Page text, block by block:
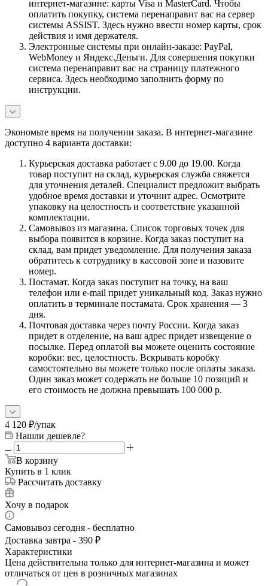
интернет-магазине: карты Visa и MasterCard. Чтобы
оплатить покупку, система перенаправит вас на сервер
системы ASSIST. Здесь нужно ввести номер карты, срок
действия и имя держателя.
Электронные системы при онлайн-заказе: PayPal,
WebMoney и Яндекс.Деньги. Для совершения покупки
система перенаправит вас на страницу платежного
сервиса. Здесь необходимо заполнить форму по
инструкции.
Экономьте время на получении заказа. В интернет-магазине
доступно 4 варианта доставки:
Курьерская доставка работает с 9.00 до 19.00. Когда
товар поступит на склад, курьерская служба свяжется
для уточнения деталей. Специалист предложит выбрать
удобное время доставки и уточнит адрес. Осмотрите
упаковку на целостность и соответствие указанной
комплектации.
Самовывоз из магазина. Список торговых точек для
выбора появится в корзине. Когда заказ поступит на
склад, вам придет уведомление. Для получения заказа
обратитесь к сотруднику в кассовой зоне и назовите
номер.
Постамат. Когда заказ поступит на точку, на ваш
телефон или e-mail придет уникальный код. Заказ нужно
оплатить в терминале постамата. Срок хранения — 3
дня.
Почтовая доставка через почту России. Когда заказ
придет в отделение, на ваш адрес придет извещение о
посылке. Перед оплатой вы можете оценить состояние
коробки: вес, целостность. Вскрывать коробку
самостоятельно вы можете только после оплаты заказа.
Один заказ может содержать не больше 10 позиций и
его стоимость не должна превышать 100 000 р.
4 120 ₽/упак
Нашли дешевле?
В корзину
Купить в 1 клик
Рассчитать доставку
Хочу в подарок
Самовывоз сегодня - бесплатно
Доставка завтра - 390 ₽
Характеристики
Цена действительна только для интернет-магазина и может
отличаться от цен в розничных магазинах